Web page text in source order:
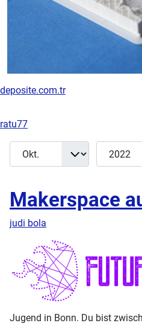
deposite.com.tr
Filter
Monat Jahr
Makerspace
judi bola
Jugend in Bonn. Du bist
ratu77